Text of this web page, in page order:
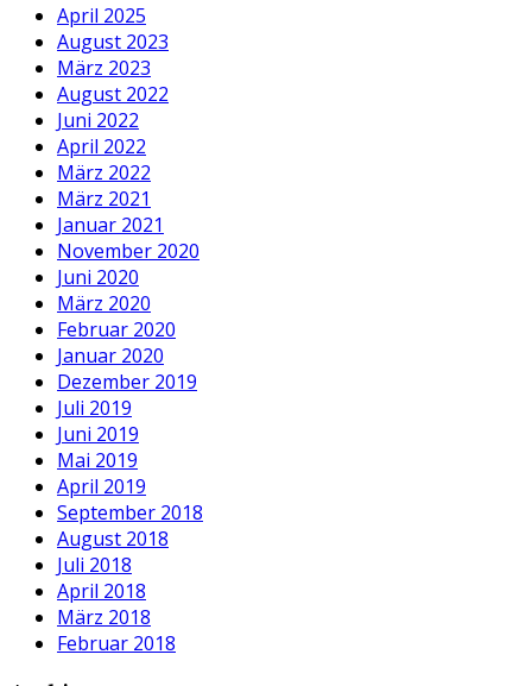
April 2025
August 2023
März 2023
August 2022
Juni 2022
April 2022
März 2022
März 2021
Januar 2021
November 2020
Juni 2020
März 2020
Februar 2020
Januar 2020
Dezember 2019
Juli 2019
Juni 2019
Mai 2019
April 2019
September 2018
August 2018
Juli 2018
April 2018
März 2018
Februar 2018